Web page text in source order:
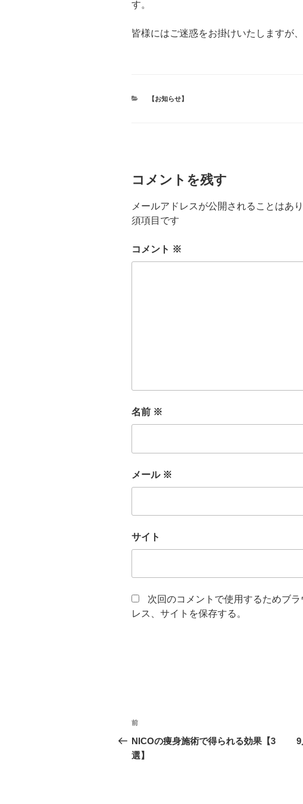
す。
皆様にはご迷惑をお掛けいたしますが
カ【お知らせ】
コメントを残す
メールアドレスが公開されることはあり
須項目です
コメント ※
名前 ※
メール ※
サイト
次回のコメントで使用するためブ
レス、サイトを保存する。
投
稿
ナ
前
の
投
前
NICOの痩身施術で得られる効果【3
選】